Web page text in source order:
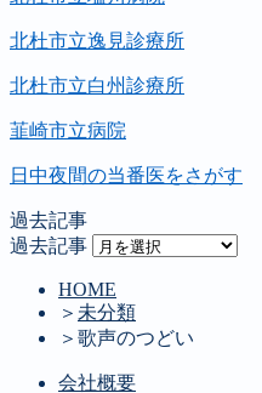
北杜市立逸見診療所
北杜市立白州診療所
韮崎市立病院
日中夜間の当番医をさがす
過去記事
過去記事
HOME
＞ 未分類
＞ 歌声のつどい
会社概要